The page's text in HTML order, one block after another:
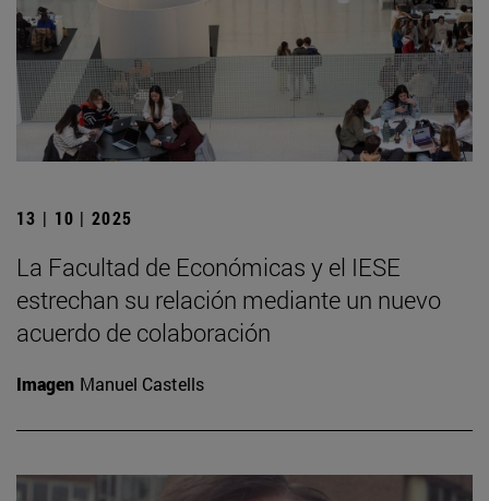
13 | 10 | 2025
La Facultad de Económicas y el IESE
estrechan su relación mediante un nuevo
acuerdo de colaboración
Imagen Manuel Castells